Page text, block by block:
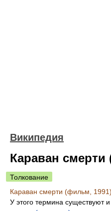
Википедия
Караван
Толкование
Караван смерти (фильм, 1991)
У этого термина существуют